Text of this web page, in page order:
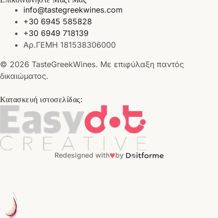
info@tastegreekwines.com
+30 6945 585828
+30 6949 718139
Αρ.ΓΕΜΗ 181538306000
© 2026 TasteGreekWines. Με επιφύλαξη παντός
δικαιώματος.
Κατασκευή ιστοσελίδας:
Redesigned with♥by